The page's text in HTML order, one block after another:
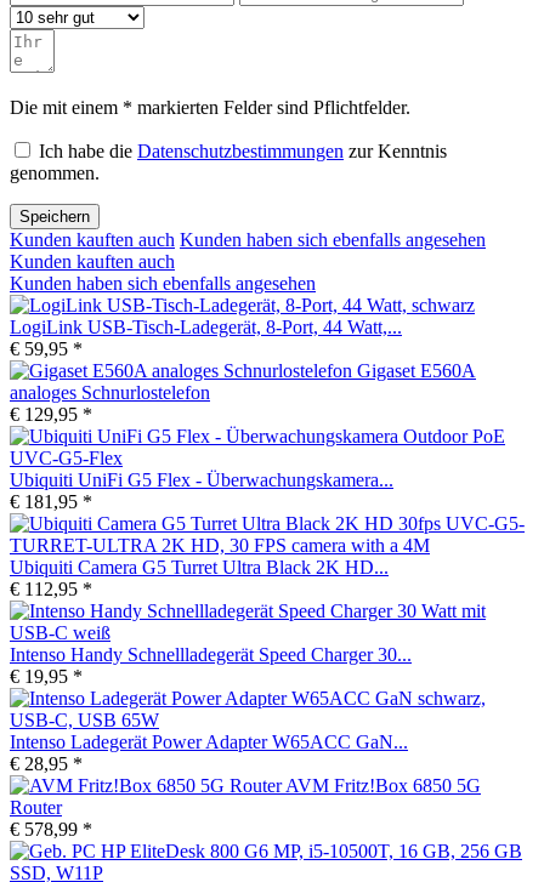
Die mit einem * markierten Felder sind Pflichtfelder.
Ich habe die Datenschutzbestimmungen zur Kenntnis
genommen.
Speichern
Kunden kauften auch Kunden haben sich ebenfalls angesehen
Kunden kauften auch
Kunden haben sich ebenfalls angesehen
LogiLink USB-Tisch-Ladegerät, 8-Port, 44 Watt,...
€ 59,95 *
Gigaset E560A
analoges Schnurlostelefon
€ 129,95 *
Ubiquiti UniFi G5 Flex - Überwachungskamera...
€ 181,95 *
Ubiquiti Camera G5 Turret Ultra Black 2K HD...
€ 112,95 *
Intenso Handy Schnellladegerät Speed Charger 30...
€ 19,95 *
Intenso Ladegerät Power Adapter W65ACC GaN...
€ 28,95 *
AVM Fritz!Box 6850 5G
Router
€ 578,99 *